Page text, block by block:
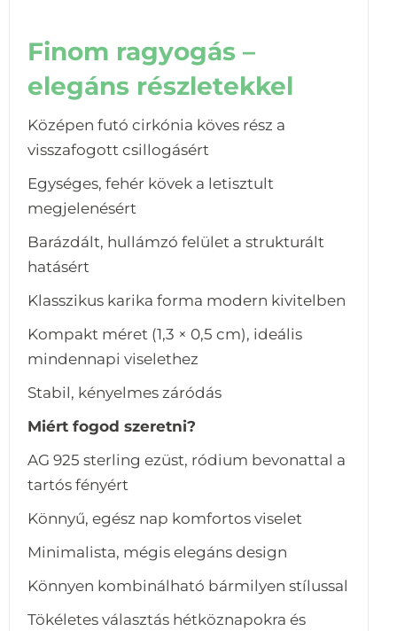
Finom ragyogás –
elegáns részletekkel
Középen futó cirkónia köves rész a
visszafogott csillogásért
Egységes, fehér kövek a letisztult
megjelenésért
Barázdált, hullámzó felület a strukturált
hatásért
Klasszikus karika forma modern kivitelben
Kompakt méret (1,3 × 0,5 cm), ideális
mindennapi viselethez
Stabil, kényelmes záródás
Miért fogod szeretni?
AG 925 sterling ezüst, ródium bevonattal a
tartós fényért
Könnyű, egész nap komfortos viselet
Minimalista, mégis elegáns design
Könnyen kombinálható bármilyen stílussal
Tökéletes választás hétköznapokra és